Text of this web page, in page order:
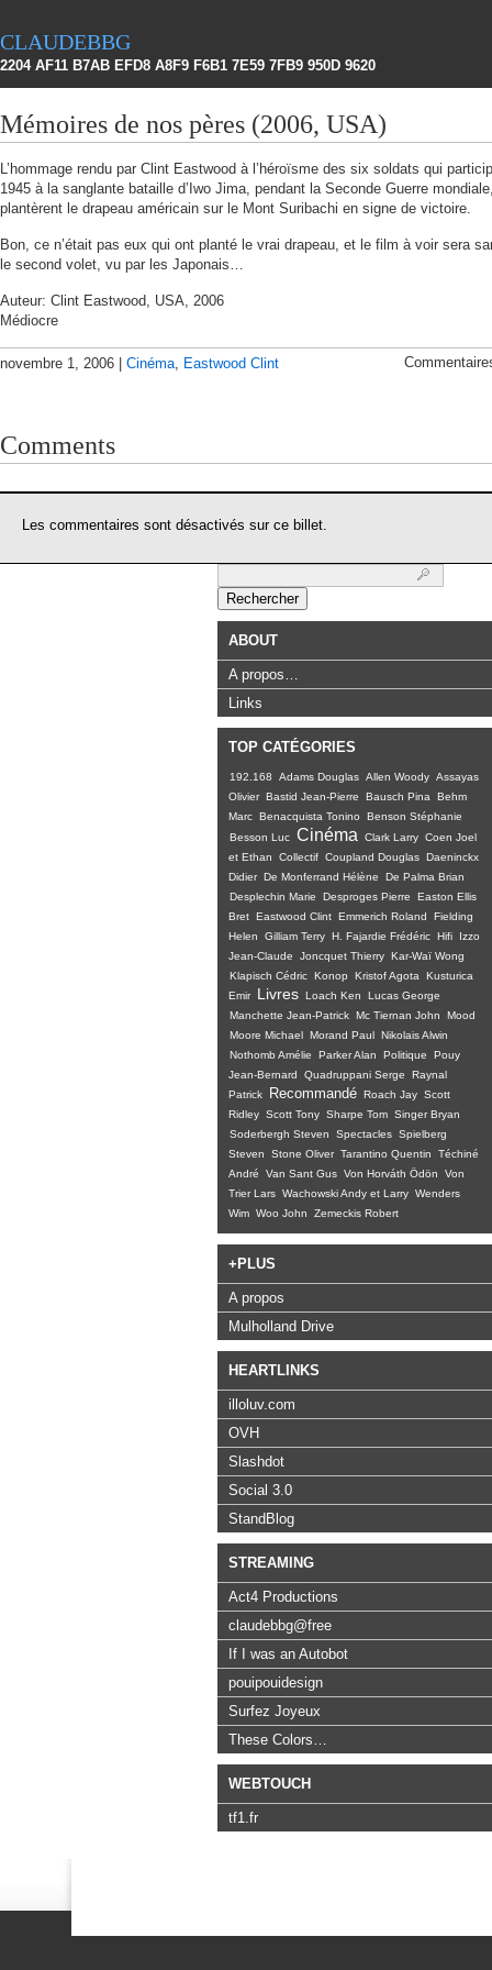
claudebbg
2204 AF11 B7AB EFD8 A8F9 F6B1 7E59 7FB9 950D 9620
Mémoires de nos pères (2006, USA)
L’hommage rendu par Clint Eastwood à l’héroïsme des six soldats qui
1945 à la sanglante bataille d’Iwo Jima, pendant la Seconde Guerre
plantèrent le drapeau américain sur le Mont Suribachi en signe de victoire.
Bon, ce n’était pas eux qui ont planté le vrai drapeau, et le film à voir sera
le second volet, vu par les Japonais…
Auteur: Clint Eastwood, USA, 2006
Médiocre
novembre 1, 2006 | Cinéma, Eastwood Clint
Comments
Les commentaires sont désactivés sur ce billet.
ABOUT
A propos…
Links
TOP CATÉGORIES
192.168 Adams Douglas Allen Woody Assayas
Olivier Bastid Jean-Pierre Bausch Pina
Behm
Marc Benacquista Tonino
Benson Stéphanie
Besson Luc Cinéma Clark Larry Coen Joel
et Ethan
Collectif Coupland Douglas Daeninckx
Didier De Monferrand Hélène
De Palma Brian
Desplechin Marie
Desproges Pierre
Easton Ellis
Bret Eastwood Clint Emmerich Roland
Fielding
Helen
Gilliam Terry H. Fajardie Frédéric Hifi
Izzo
Jean-Claude
Joncquet Thierry Kar-Waï Wong
Klapisch Cédric Konop Kristof Agota
Kusturica
Emir
Livres Loach Ken
Lucas George
Manchette Jean-Patrick Mc Tiernan John
Mood
Moore Michael Morand Paul Nikolais Alwin
Nothomb Amélie
Parker Alan Politique
Pouy
Jean-Bernard
Quadruppani Serge
Raynal
Patrick
Recommandé Roach Jay Scott
Ridley Scott Tony Sharpe Tom Singer Bryan
Soderbergh Steven
Spectacles Spielberg
Steven
Stone Oliver Tarantino Quentin
Téchiné
André
Van Sant Gus Von Horváth Ödön
Von
Trier Lars Wachowski Andy et Larry Wenders
Wim Woo John Zemeckis Robert
+PLUS
A propos
Mulholland Drive
HEARTLINKS
illoluv.com
OVH
Slashdot
Social 3.0
StandBlog
STREAMING
Act4 Productions
claudebbg@free
If I was an Autobot
pouipouidesign
Surfez Joyeux
These Colors…
WEBTOUCH
tf1.fr